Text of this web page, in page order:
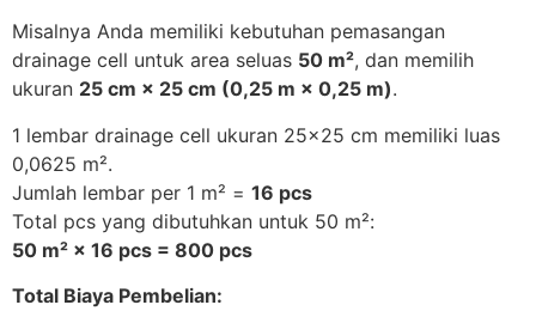
Misalnya Anda memiliki kebutuhan pemasangan
drainage cell untuk area seluas 50 m², dan memilih
ukuran 25 cm × 25 cm (0,25 m × 0,25 m).
1 lembar drainage cell ukuran 25×25 cm memiliki luas
0,0625 m².
Jumlah lembar per 1 m² = 16 pcs
Total pcs yang dibutuhkan untuk 50 m²:
50 m² × 16 pcs = 800 pcs
Total Biaya Pembelian: